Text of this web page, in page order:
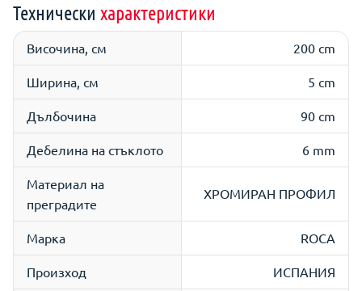
Технически характеристики
Височина, см 200 cm
Ширина, см 5 cm
Дълбочина 90 cm
Дебелина на стъклото 6 mm
Материал на
преградите
ХРОМИРАН ПРОФИЛ
Марка ROCA
Произход ИСПАНИЯ